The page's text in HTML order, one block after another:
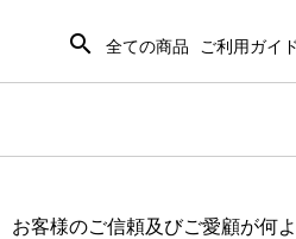
search 全ての商品 ご利用ガイド
客様のご信頼及びご愛顧が何